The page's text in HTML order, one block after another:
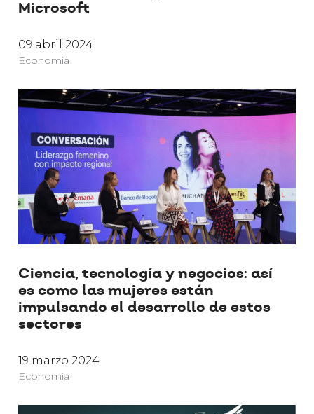
Microsoft
09 abril 2024
Economía
Ciencia, tecnología y negocios: así
es como las mujeres están
impulsando el desarrollo de estos
sectores
19 marzo 2024
Economía